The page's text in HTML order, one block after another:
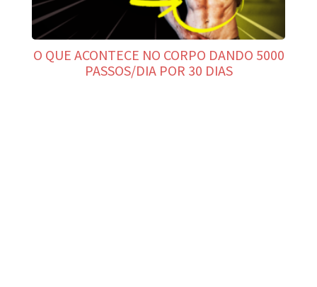
O QUE ACONTECE NO CORPO DANDO 5000
PASSOS/DIA POR 30 DIAS